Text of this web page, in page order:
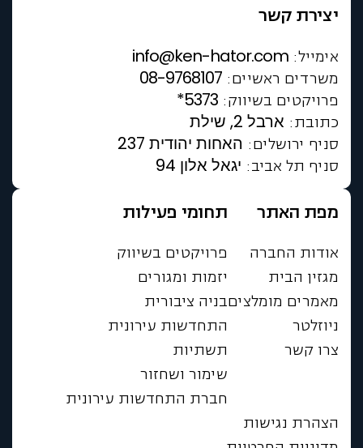
יצירת קשר
אימייל: info@ken-hator.com
משרדים ראשיים: 08-9768107
פרויקטים בשיווק: *5373
כתובת: ארבל 2, שילת
סניף ירושלים: האחות יהודית 237
סניף תל אביב: יגאל אלון 94
מפת האתר
אודות החברה
מגזין הבית
מאמרים מומלצים
ניוזלטר
צרו קשר
תחומי פעילות
פרויקטים בשיווק
יזמות ומגורים
בניה ציבורית
התחדשות עירונית
תשתיות
שימור ושחזור
חברת התחדשות עירונית
הצהרת נגישות